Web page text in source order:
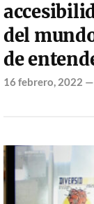
del
de
16 febrero, 2022 —